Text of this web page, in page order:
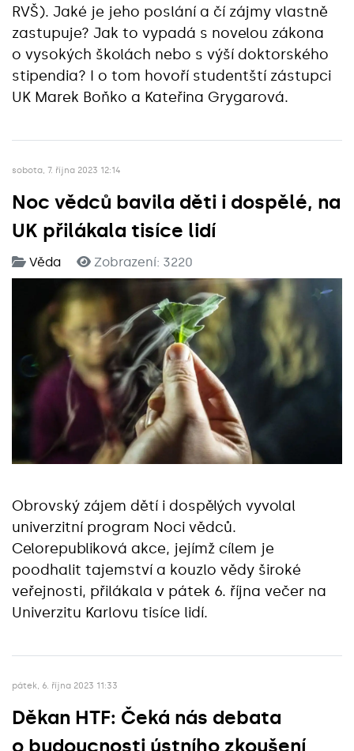
RVŠ). Jaké je jeho poslání a čí zájmy vlastně
zastupuje? Jak to vypadá s novelou zákona
o vysokých školách nebo s výší doktorského
stipendia? I o tom hovoří studentští zástupci
UK Marek Boňko a Kateřina Grygarová.
sobota, 7. října 2023 12:14
Noc vědců bavila děti i dospělé, na
UK přilákala tisíce lidí
Věda Zobrazení: 3220
Obrovský zájem dětí i dospělých vyvolal
univerzitní program Noci vědců.
Celorepubliková akce, jejímž cílem je
poodhalit tajemství a kouzlo vědy široké
veřejnosti, přilákala v pátek 6. října večer na
Univerzitu Karlovu tisíce lidí.
pátek, 6. října 2023 11:33
Děkan HTF: Čeká nás debata
o budoucnosti ústního zkoušení